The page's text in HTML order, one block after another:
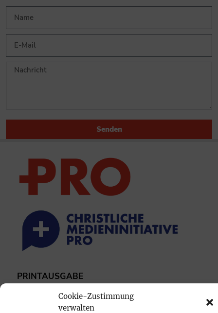
Cookie-Zustimmung
verwalten
Senden
PRINTAUSGABE
Mediadaten